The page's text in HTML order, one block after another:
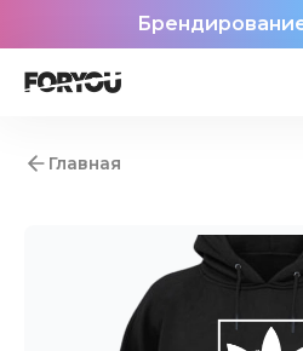
Главная